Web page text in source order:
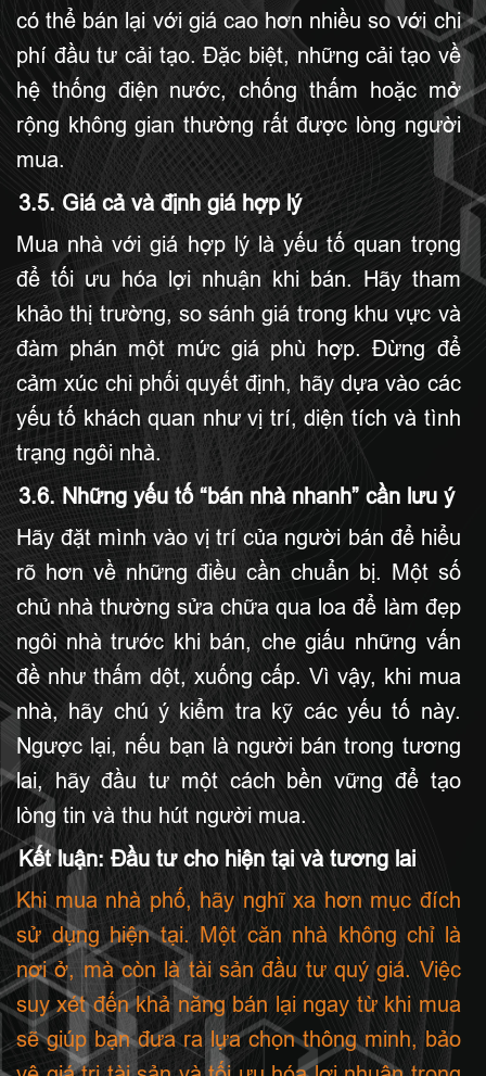
có thể bán lại với giá cao hơn nhiều so với chi
phí đầu tư cải tạo. Đặc biệt, những cải tạo về
hệ thống điện nước, chống thấm hoặc mở
rộng không gian thường rất được lòng người
mua.
3.5. Giá cả và định giá hợp lý
Mua nhà với giá hợp lý là yếu tố quan trọng
để tối ưu hóa lợi nhuận khi bán. Hãy tham
khảo thị trường, so sánh giá trong khu vực và
đàm phán một mức giá phù hợp. Đừng để
cảm xúc chi phối quyết định, hãy dựa vào các
yếu tố khách quan như vị trí, diện tích và tình
trạng ngôi nhà.
3.6. Những yếu tố “bán nhà nhanh” cần lưu ý
Hãy đặt mình vào vị trí của người bán để hiểu
rõ hơn về những điều cần chuẩn bị. Một số
chủ nhà thường sửa chữa qua loa để làm đẹp
ngôi nhà trước khi bán, che giấu những vấn
đề như thấm dột, xuống cấp. Vì vậy, khi mua
nhà, hãy chú ý kiểm tra kỹ các yếu tố này.
Ngược lại, nếu bạn là người bán trong tương
lai, hãy đầu tư một cách bền vững để tạo
lòng tin và thu hút người mua.
Kết luận: Đầu tư cho hiện tại và tương lai
Khi mua nhà phố, hãy nghĩ xa hơn mục đích
sử dụng hiện tại. Một căn nhà không chỉ là
nơi ở, mà còn là tài sản đầu tư quý giá. Việc
suy xét đến khả năng bán lại ngay từ khi mua
sẽ giúp bạn đưa ra lựa chọn thông minh, bảo